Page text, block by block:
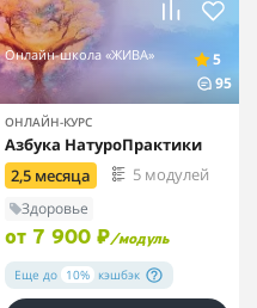
Онлайн-школа «ЖИВА»
5
95
ОНЛАЙН-КУРС
Азбука НатуроПрактики
2,5 месяца
5 модулей
Здоровье
от 7 900 ₽/модуль
Еще до 10% кэшбэк